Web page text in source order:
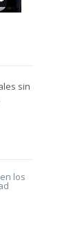
sin
los